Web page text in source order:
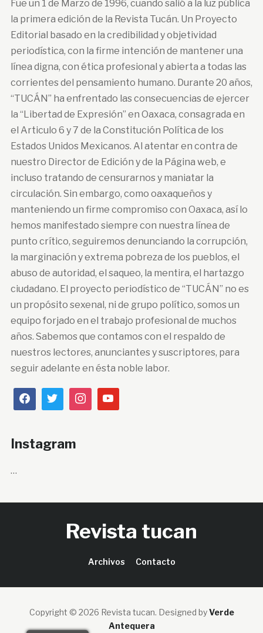
Fue un 1 de Marzo de 1996, cuando salió a la luz pública
la primera edición de la Revista Tucán. Un Proyecto
Editorial basado en la credibilidad y objetividad
periodística, con la firme intención de mantener una
línea digna, con ética profesional y abierta a todas las
corrientes del pensamiento humano. Durante 20 años,
“TUCÁN” ha enfrentado las consecuencias de ejercer
la “Libertad de Expresión” en Oaxaca, consagrada en
el Articulo 6 y 7 de la Constitución Política de los
Estados Unidos Mexicanos. Al atentar en contra de
nuestro Director de Edición y de la Página web, e
incluso tratando de censurarnos y maniatar la
circulación. Sin embargo, como oaxaqueños y
manteniendo un firme compromiso con Oaxaca, así lo
hemos manifestado siempre con nuestra línea de
punto crítico, seguiremos denunciando la corrupción,
la marginación y extrema pobreza de los pueblos, el
abuso de autoridad, el saqueo, la mentira, el hartazgo
ciudadano. El proyecto periodístico de “TUCÁN” no es
un propósito sexenal, ni de grupo político, somos un
equipo forjado en el trabajo profesional de muchos
años. Sabemos que contamos con el respaldo de
nuestros lectores, anunciantes y suscriptores, para
seguir adelante en ésta noble labor.
Instagram
…
Revista tucan
Archivos Contacto
Copyright © 2026 Revista tucan. Designed byVerde
Antequera